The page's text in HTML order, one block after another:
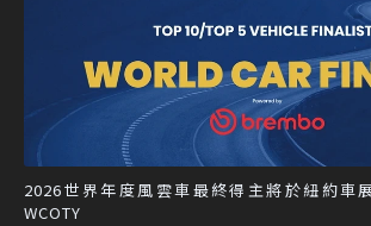
2026世界年度風雲車最終得主將於紐約車
WCOTY